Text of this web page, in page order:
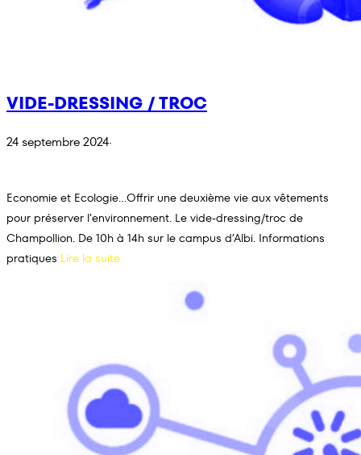
VIDE-DRESSING / TROC
24 septembre 2024·
Economie et Ecologie…Offrir une deuxième vie aux vêtements
pour préserver l’environnement. Le vide-dressing/troc de
Champollion. De 10h à 14h sur le campus d’Albi. Informations
pratiques Lire la suite